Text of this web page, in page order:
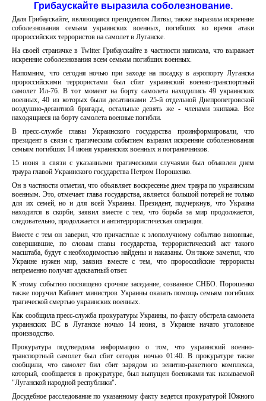
Грибаускайте выразила соболезнование.
Даля Грибаускайте, являющаяся президентом Литвы, также выразила искренние
соболезнования семьям украинских военных, погибших во время атаки
пророссийских террористов на самолет в Луганске.
На своей страничке в Twitter Грибаускайте в частности написала, что выражает
искренние соболезнования всем семьям погибших военных.
Напомним, что сегодня ночью при заходе на посадку в аэропорту Луганска
пророссийскими террористами был сбит украинский военно-транспортный
самолет Ил-76. В тот момент на борту самолета находились 49 украинских
военных, 40 из которых были десатниками 25-й отдельной Днепропетровской
воздушно-десантной бригады, остальные девять же - членами экипажа. Все
находящиеся на борту самолета военные погибли.
В пресс-службе главы Украинского государства проинформировали, что
президент в связи с трагическим событием выразил искренние соболезнования
семьям погибших 14 июня украинских военных и пограничников.
15 июня в связи с указанными трагическими случаями был объявлен днем
траура главой Украинского государства Петром Порошенко.
Он в частности отметил, что объявляет воскресенье днем траура по украинским
военным. Это, отмечает глава государства, является большой потерей не только
для их семей, но и для всей Украины. Президент, подчеркнув, что Украина
находится в скорби, заявил вместе с тем, что борьба за мир продолжается,
следовательно, продолжается и антитеррористическая операция.
Вместе с тем он заверил, что причастные к злополучному событию виновные,
совершившие, по словам главы государства, террористический акт такого
масштаба, будут с необходимостью найдены и наказаны. Он также заметил, что
Украине нужен мир, заявив вместе с тем, что пророссийские террористы
непременно получат адекватный ответ.
К этому событию посвящено срочное заседание, созванное СНБО. Порошенко
также поручил Кабинет министров Украины оказать помощь семьям погибших
трагической смертью украинских военных.
Как сообщила пресс-служба прокуратуры Украины, по факту обстрела самолета
украинских ВС в Луганске ночью 14 июня, в Украине начато уголовное
производство.
Прокуратура подтвердила информацию о том, что украинский военно-
транспортный самолет был сбит сегодня ночью 01:40. В прокуратуре также
сообщили, что самолет бил сбит зарядом из зенитно-ракетного комплекса,
который, сообщается в прокуратуре, был выпущен боевиками так называемой
"Луганской народной республики".
Досудебное расследование по указанному факту ведется прокуратурой Южного